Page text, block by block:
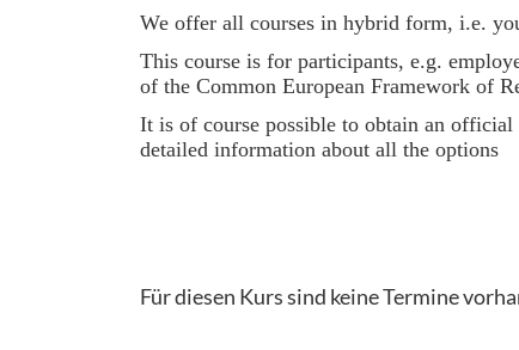
We offer all courses in hybrid form, i.e.
This course is for participants, e.g.
of the Common European Framework of
It is of course possible to obtain an
detailed information about all the options
Für diesen Kurs sind keine Termine